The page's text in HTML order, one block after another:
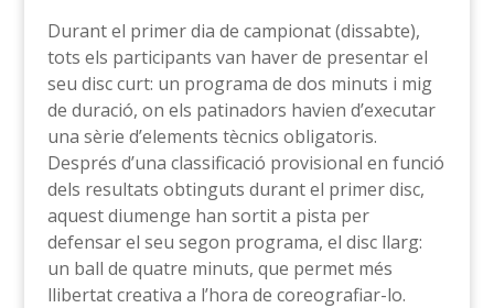
Durant el primer dia de campionat (dissabte),
tots els participants van haver de presentar el
seu disc curt: un programa de dos minuts i mig
de duració, on els patinadors havien d’executar
una sèrie d’elements tècnics obligatoris.
Després d’una classificació provisional en funció
dels resultats obtinguts durant el primer disc,
aquest diumenge han sortit a pista per
defensar el seu segon programa, el disc llarg:
un ball de quatre minuts, que permet més
llibertat creativa a l’hora de coreografiar-lo.